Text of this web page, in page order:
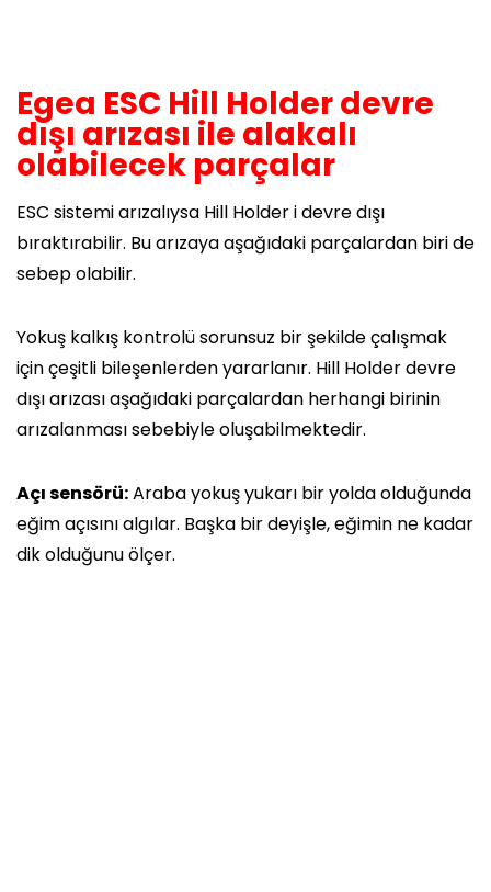
Egea ESC Hill Holder devre
dışı arızası ile alakalı
olabilecek parçalar
ESC sistemi arızalıysa Hill Holder i devre dışı
bıraktırabilir. Bu arızaya aşağıdaki parçalardan biri de
sebep olabilir.
Yokuş kalkış kontrolü sorunsuz bir şekilde çalışmak
için çeşitli bileşenlerden yararlanır. Hill Holder devre
dışı arızası aşağıdaki parçalardan herhangi birinin
arızalanması sebebiyle oluşabilmektedir.
Açı sensörü:Araba yokuş yukarı bir yolda olduğunda
eğim açısını algılar. Başka bir deyişle, eğimin ne kadar
dik olduğunu ölçer.